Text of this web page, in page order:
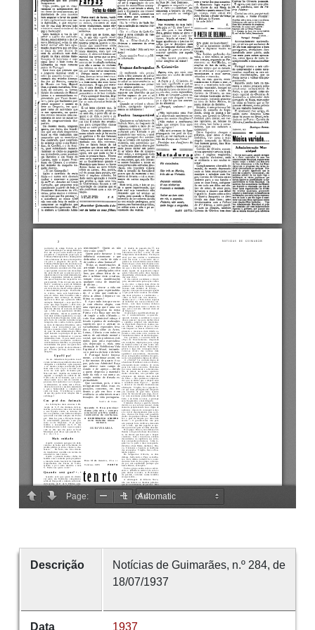
Descrição
Notícias de Guimarães, n.º 284, de
18/07/1937
Data 1937